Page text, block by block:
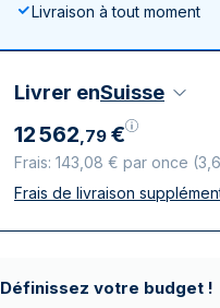
Livraison à tout moment
Livrer enSuisse
12562,79 €
Frais: 143,08 € par once (
Toutes taxes comprises
Frais de livraison
Définissez votre budget !